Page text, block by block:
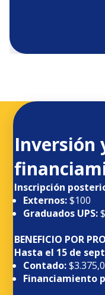
Inversión
Inscripción
Externos:$100
Graduados UPS:
BENEFICIO POR
Hasta el 15 de
Contado:
Financiamiento